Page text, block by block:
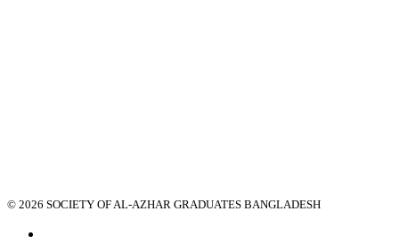
© 2026 SOCIETY OF AL-AZHAR GRADUATES BANGLADESH